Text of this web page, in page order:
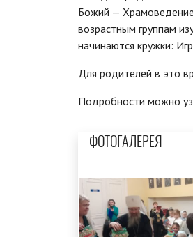
Божий —
возрастным группам
начинаются кружки:
Для родителей в это
Подробности можно
ФОТОГАЛЕРЕЯ